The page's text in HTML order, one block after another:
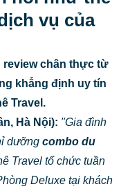
vụ của
chân thực từ
khẳng định uy tín
Travel.
Hà Nội): "Gia đình
dưỡng combo du
Travel tổ chức tuần
Deluxe tại khách